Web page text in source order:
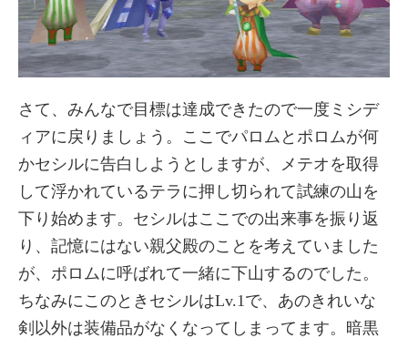
さて、みんなで目標は達成できたので一度ミシデ
ィアに戻りましょう。ここでパロムとポロムが何
かセシルに告白しようとしますが、メテオを取得
して浮かれているテラに押し切られて試練の山を
下り始めます。セシルはここでの出来事を振り返
り、記憶にはない親父殿のことを考えていました
が、ポロムに呼ばれて一緒に下山するのでした。
ちなみにこのときセシルはLv.1で、あのきれいな
剣以外は装備品がなくなってしまってます。暗黒